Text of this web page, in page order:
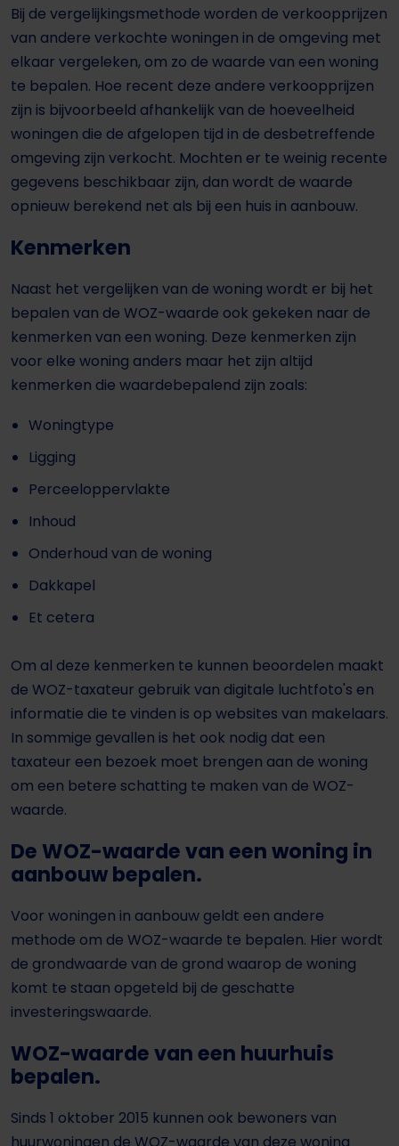
Bij de vergelijkingsmethode worden de verkoopprijzen
van andere verkochte woningen in de omgeving met
elkaar vergeleken, om zo de waarde van een woning
te bepalen. Hoe recent deze andere verkoopprijzen
zijn is bijvoorbeeld afhankelijk van de hoeveelheid
woningen die de afgelopen tijd in de desbetreffende
omgeving zijn verkocht. Mochten er te weinig recente
gegevens beschikbaar zijn, dan wordt de waarde
opnieuw berekend net als bij een huis in aanbouw.
Kenmerken
Naast het vergelijken van de woning wordt er bij het
bepalen van de WOZ-waarde ook gekeken naar de
kenmerken van een woning. Deze kenmerken zijn
voor elke woning anders maar het zijn altijd
kenmerken die waardebepalend zijn zoals:
Woningtype
Ligging
Perceeloppervlakte
Inhoud
Onderhoud van de woning
Dakkapel
Et cetera
Om al deze kenmerken te kunnen beoordelen maakt
de WOZ-taxateur gebruik van digitale luchtfoto's en
informatie die te vinden is op websites van makelaars.
In sommige gevallen is het ook nodig dat een
taxateur een bezoek moet brengen aan de woning
om een betere schatting te maken van de WOZ-
waarde.
De WOZ-waarde van een woning in
aanbouw bepalen.
Voor woningen in aanbouw geldt een andere
methode om de WOZ-waarde te bepalen. Hier wordt
de grondwaarde van de grond waarop de woning
komt te staan opgeteld bij de geschatte
investeringswaarde.
WOZ-waarde van een huurhuis
bepalen.
Sinds 1 oktober 2015 kunnen ook bewoners van